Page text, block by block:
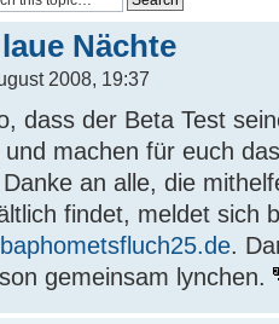
Nächte
2008, 19:37
dass der Beta Test
machen für euch
an alle, die
findet, meldet sich
.
gemeinsam lynchen.